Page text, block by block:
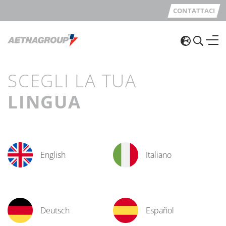
CONTATTACI
SCEGLI LA TUA
LINGUA
English Italiano
Deutsch Español